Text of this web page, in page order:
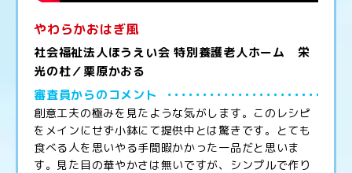
やわらかおはぎ風
社会福祉法人ほうえい会 特別養護老人ホーム 栄
光の杜／栗原かおる
審査員からのコメント
創意工夫の極みを見たような気がします。このレシピ
をメインにせず小鉢にて提供中とは驚きです。とても
食べる人を思いやる手間暇かかった一品だと思いま
す。見た目の華やかさは無いですが、シンプルで作り